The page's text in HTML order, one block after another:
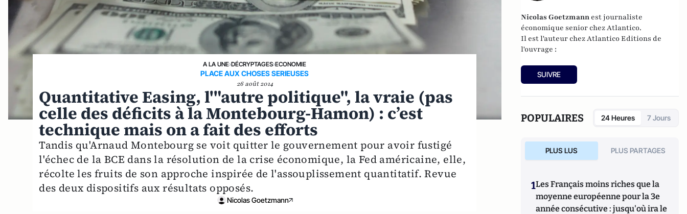
A LA UNE›DÉCRYPTAGES›ECONOMIE
PLACE AUX CHOSES SERIEUSES
26 août 2014
Quantitative Easing, l'"autre politique", la vraie (pas
celle des déficits à la Montebourg-Hamon) : c’est
technique mais on a fait des efforts
Tandis qu'Arnaud Montebourg se voit quitter le gouvernement pour avoir fustigé
l'échec de la BCE dans la résolution de la crise économique, la Fed américaine, elle,
récolte les fruits de son approche inspirée de l'assouplissement quantitatif. Revue
des deux dispositifs aux résultats opposés.
Nicolas Goetzmann
NicolasGoetzmann est journaliste
économique senior chez Atlantico.
Il est l'auteur chezAtlantico Editions de
l'ouvrage :
SUIVRE
POPULAIRES 24 Heures 7 Jours
PLUS LUS PLUS PARTAGES
1Les Français moins riches que la
moyenne européenne pour la 3e
année consécutive : jusqu'où ira le